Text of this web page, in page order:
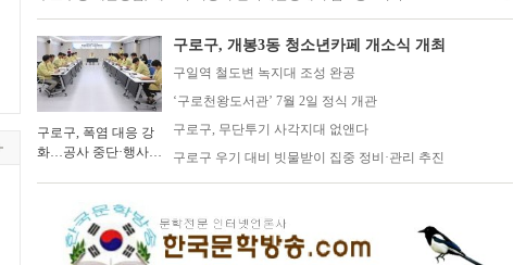
구로구, 폭염 대응 강
화…공사 중단·행사
구로구, 개봉3동 청소년카페 개소식 개최
구일역 철도변 녹지대 조성 완공
‘구로천왕도서관’ 7월 2일 정식 개관
구로구, 무단투기 사각지대 없앤다
구로구 우기 대비 빗물받이 집중 정비·관리 추진